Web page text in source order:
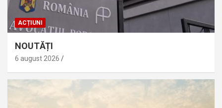
ACȚIUNI
NOUTĂȚI
6 august 2026